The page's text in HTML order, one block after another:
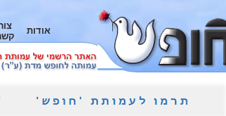
אודות